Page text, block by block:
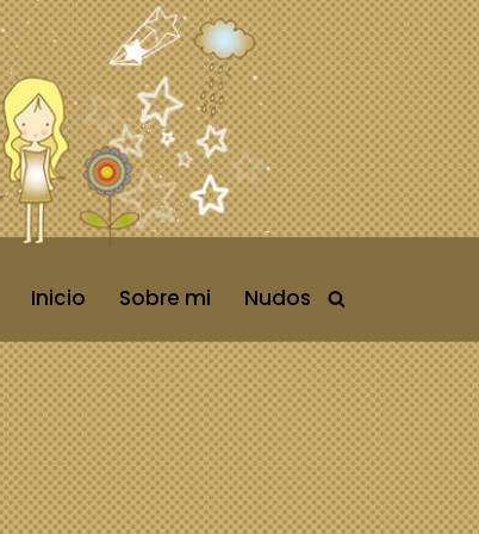
Inicio Sobre mi Nudos